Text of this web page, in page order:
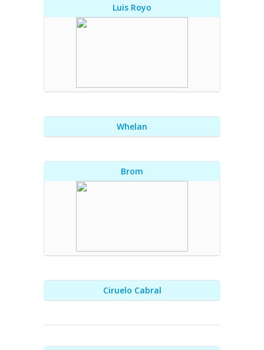
Luis Royo
Whelan
Brom
Ciruelo Cabral